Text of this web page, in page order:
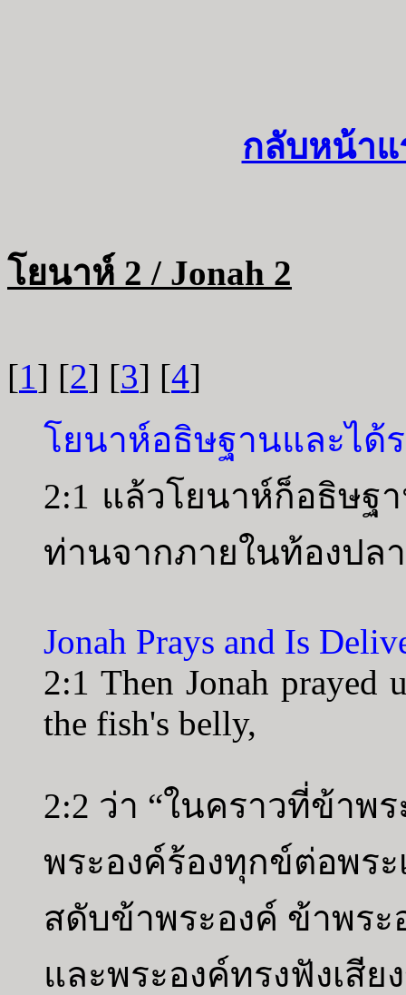
กลับหน้าแ
โยนาห์ 2 / Jonah 2
[1] [2] [3] [4]
โยนาห์อธิษฐานและได้
2:1 แล้วโยนาห์ก็อธิษฐ
ท่านจากภายในท้องปล
Jonah Prays and Is
2:1 Then Jonah
the fish's belly,
2:2 ว่า “ในคราวที่ข้าพ
พระองค์ร้องทุกข์ต่อพร
สดับข้าพระองค์ ข้าพร
และพระองค์ทรงฟังเสีย